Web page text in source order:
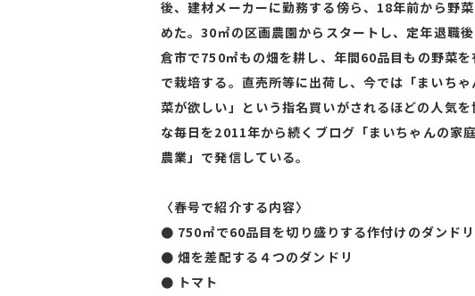
後、建材メーカーに勤務する傍ら、18年前から野
めた。30㎡の区画農園からスタートし、定年退職
倉市で750㎡もの畑を耕し、年間60品目もの野菜を
で栽培する。直売所等に出荷し、今では「まいちゃ
菜が欲しい」という指名買いがされるほどの人気を
な毎日を2011年から続くブログ「まいちゃんの家
農業」で発信している。
〈春号で紹介する内容〉
● 750㎡で60品目を切り盛りする作付けのダンドリ
● 畑を差配する４つのダンドリ
● トマト